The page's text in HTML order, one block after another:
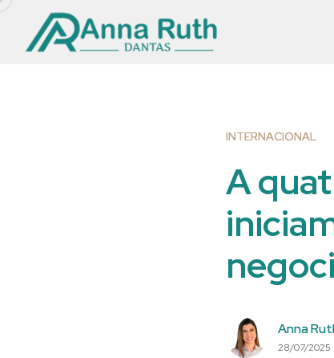
INTERNACIONAL
A
Anna
28/07/2025